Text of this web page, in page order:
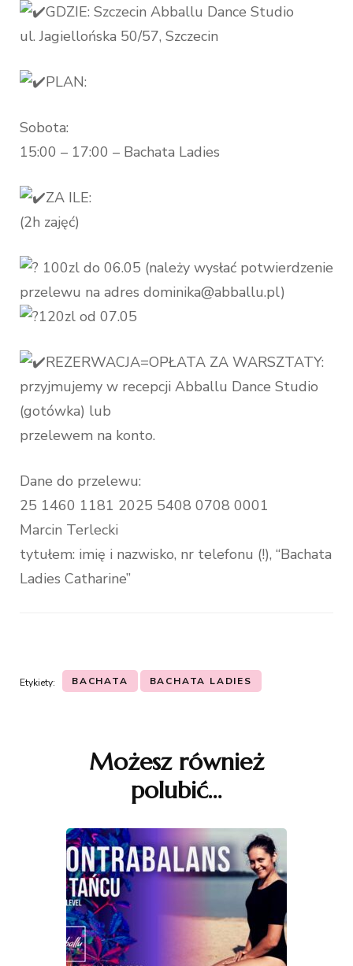
GDZIE: Szczecin Abballu Dance Studio
ul. Jagiellońska 50/57, Szczecin
PLAN:
Sobota:
15:00 – 17:00 – Bachata Ladies
ZA ILE:
(2h zajęć)
100zl do 06.05 (należy wysłać potwierdzenie
przelewu na adres dominika@abballu.pl)
120zl od 07.05
REZERWACJA=OPŁATA ZA WARSZTATY:
przyjmujemy w recepcji Abballu Dance Studio
(gotówka) lub
przelewem na konto.
Dane do przelewu:
25 1460 1181 2025 5408 0708 0001
Marcin Terlecki
tytułem: imię i nazwisko, nr telefonu (!), “Bachata
Ladies Catharine”
Etykiety: BACHATA BACHATA LADIES
Możesz również
polubić…